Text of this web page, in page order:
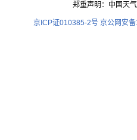
郑重声明：中国天
京ICP证010385-2号 京公网安